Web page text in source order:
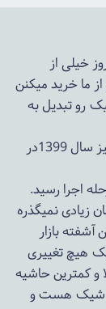
خیلی از
ما خرید میکنن
رو تبدیل به
ایده طراحی و ساخت وبسایت خونه شیک از پاییز سال 1399در
زیادی نمیگذره
بازار
هیچ تغییری
و کمترین حاشیه
شیک هست و